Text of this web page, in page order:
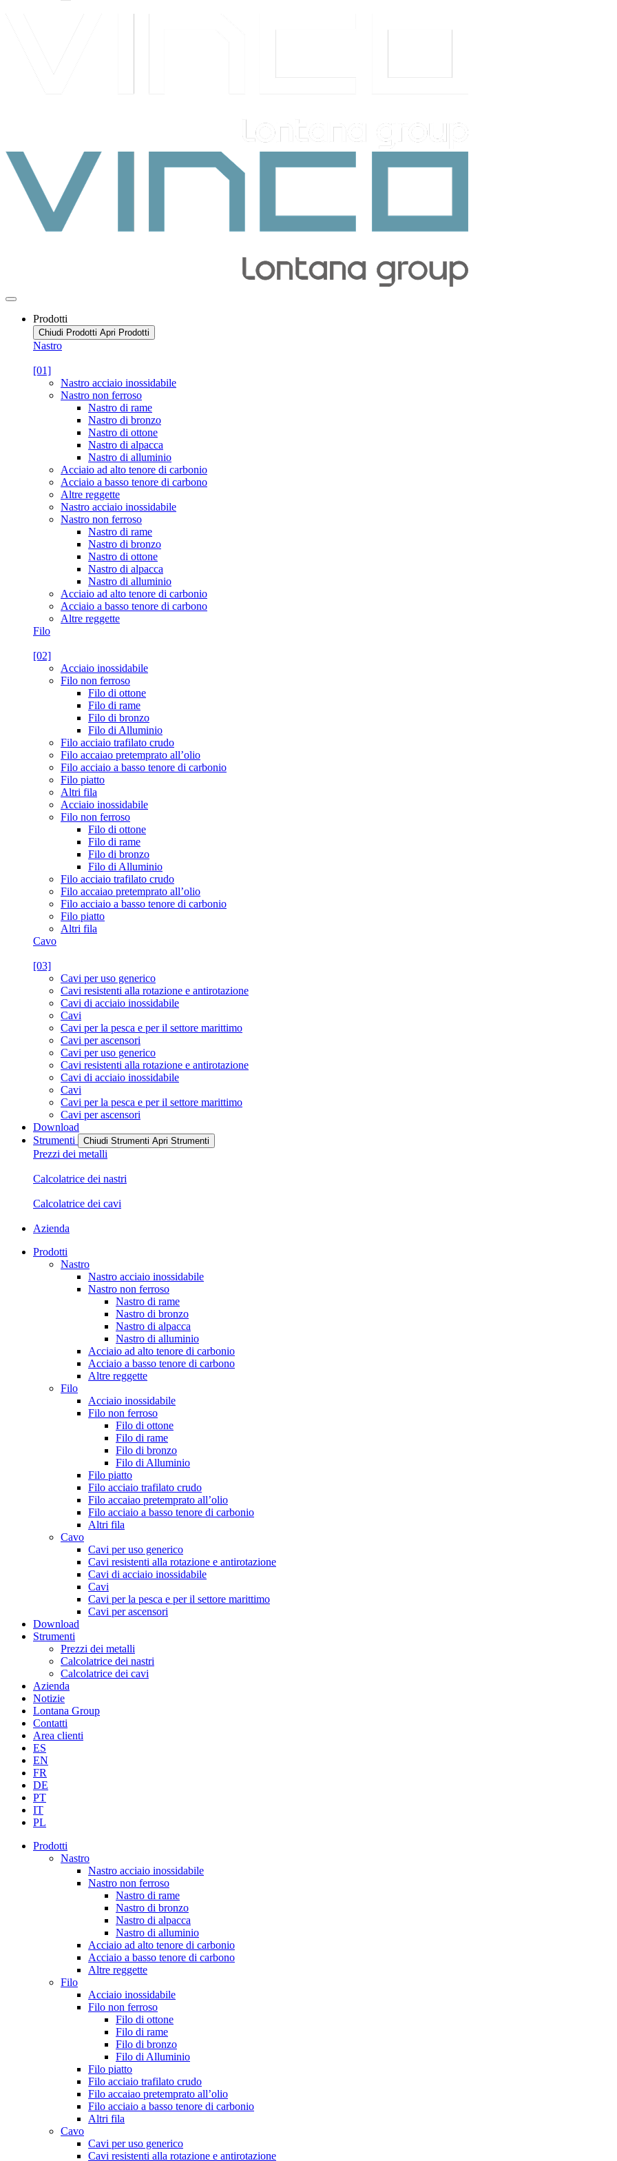
Prodotti
Chiudi Prodotti Apri Prodotti
Nastro
[01]
Nastro acciaio inossidabile
Nastro non ferroso
Nastro di rame
Nastro di bronzo
Nastro di ottone
Nastro di alpacca
Nastro di alluminio
Acciaio ad alto tenore di carbonio
Acciaio a basso tenore di carbono
Altre reggette
Nastro acciaio inossidabile
Nastro non ferroso
Nastro di rame
Nastro di bronzo
Nastro di ottone
Nastro di alpacca
Nastro di alluminio
Acciaio ad alto tenore di carbonio
Acciaio a basso tenore di carbono
Altre reggette
Filo
[02]
Acciaio inossidabile
Filo non ferroso
Filo di ottone
Filo di rame
Filo di bronzo
Filo di Alluminio
Filo acciaio trafilato crudo
Filo accaiao pretemprato all’olio
Filo acciaio a basso tenore di carbonio
Filo piatto
Altri fila
Acciaio inossidabile
Filo non ferroso
Filo di ottone
Filo di rame
Filo di bronzo
Filo di Alluminio
Filo acciaio trafilato crudo
Filo accaiao pretemprato all’olio
Filo acciaio a basso tenore di carbonio
Filo piatto
Altri fila
Cavo
[03]
Cavi per uso generico
Cavi resistenti alla rotazione e antirotazione
Cavi di acciaio inossidabile
Cavi
Cavi per la pesca e per il settore marittimo
Cavi per ascensori
Cavi per uso generico
Cavi resistenti alla rotazione e antirotazione
Cavi di acciaio inossidabile
Cavi
Cavi per la pesca e per il settore marittimo
Cavi per ascensori
Download
Strumenti
Chiudi Strumenti Apri Strumenti
Prezzi dei metalli
Calcolatrice dei nastri
Calcolatrice dei cavi
Azienda
Prodotti
Nastro
Nastro acciaio inossidabile
Nastro non ferroso
Nastro di rame
Nastro di bronzo
Nastro di alpacca
Nastro di alluminio
Acciaio ad alto tenore di carbonio
Acciaio a basso tenore di carbono
Altre reggette
Filo
Acciaio inossidabile
Filo non ferroso
Filo di ottone
Filo di rame
Filo di bronzo
Filo di Alluminio
Filo piatto
Filo acciaio trafilato crudo
Filo accaiao pretemprato all’olio
Filo acciaio a basso tenore di carbonio
Altri fila
Cavo
Cavi per uso generico
Cavi resistenti alla rotazione e antirotazione
Cavi di acciaio inossidabile
Cavi
Cavi per la pesca e per il settore marittimo
Cavi per ascensori
Download
Strumenti
Prezzi dei metalli
Calcolatrice dei nastri
Calcolatrice dei cavi
Azienda
Notizie
Lontana Group
Contatti
Area clienti
ES
EN
FR
DE
PT
IT
PL
Prodotti
Nastro
Nastro acciaio inossidabile
Nastro non ferroso
Nastro di rame
Nastro di bronzo
Nastro di alpacca
Nastro di alluminio
Acciaio ad alto tenore di carbonio
Acciaio a basso tenore di carbono
Altre reggette
Filo
Acciaio inossidabile
Filo non ferroso
Filo di ottone
Filo di rame
Filo di bronzo
Filo di Alluminio
Filo piatto
Filo acciaio trafilato crudo
Filo accaiao pretemprato all’olio
Filo acciaio a basso tenore di carbonio
Altri fila
Cavo
Cavi per uso generico
Cavi resistenti alla rotazione e antirotazione